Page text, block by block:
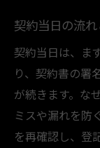
不動産
売主
司法
契約書雛
不動
ト
契約当日の流
契約当日は、ま
り、契約書の署
が続きます。な
ミスや漏れを防
を再確認し、登